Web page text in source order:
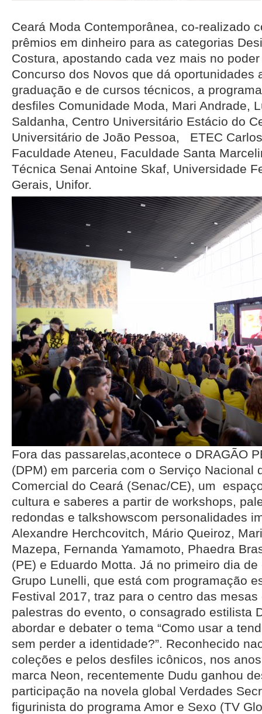
Ceará Moda Contemporânea, co-realizado
prêmios em dinheiro para as categorias
Costura, apostando cada vez mais no
Concurso dos Novos que dá oportunidades
graduação e de cursos técnicos, a
desfiles Comunidade Moda, Mari Andrade,
Saldanha, Centro Universitário Estácio do
Universitário de João Pessoa, ETEC
Faculdade Ateneu, Faculdade Santa
Técnica Senai Antoine Skaf, Universidade
Gerais, Unifor.
Fora das passarelas,acontece o DRAGÃO
(DPM) em parceria com o Serviço Nacional
Comercial do Ceará (Senac/CE), um
cultura e saberes a partir de workshops,
redondas e talkshowscom personalidades
Alexandre Herchcovitch, Mário Queiroz,
Mazepa, Fernanda Yamamoto, Phaedra
(PE) e Eduardo Motta. Já no primeiro dia
Grupo Lunelli, que está com programação
Festival 2017, traz para o centro das
palestras do evento, o consagrado estilista
abordar e debater o tema “Como usar a
sem perder a identidade?”. Reconhecido
coleções e pelos desfiles icônicos, nos
marca Neon, recentemente Dudu ganhou
participação na novela global Verdades
figurinista do programa Amor e Sexo (TV